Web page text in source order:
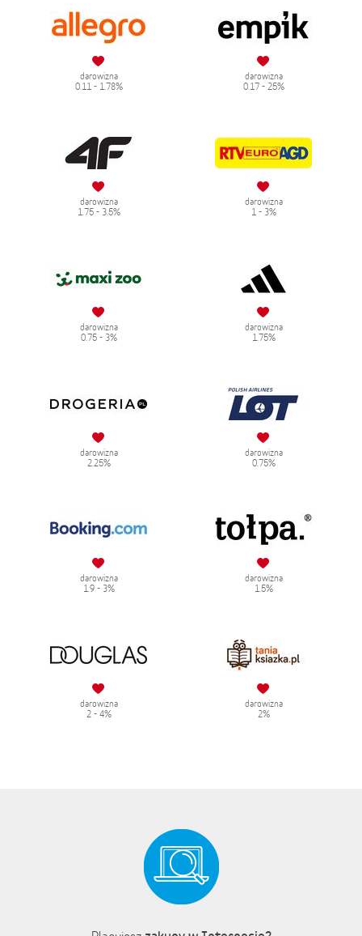
darowizna
0.11 - 1.78%
darowizna
0.17 - 25%
darowizna
1.75 - 3.5%
darowizna
1 - 3%
darowizna
0.75 - 3%
darowizna
1.75%
darowizna
2.25%
darowizna
0.75%
darowizna
1.9 - 3%
darowizna
1.5%
darowizna
2 - 4%
darowizna
2%